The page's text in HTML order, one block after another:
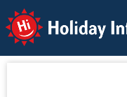
Holiday Info